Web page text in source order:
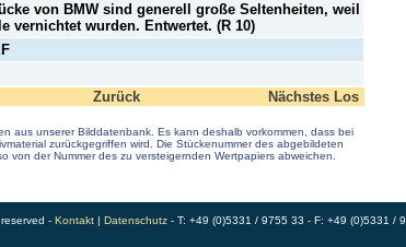
von BMW sind generell große Seltenheiten, weil
vernichtet wurden. Entwertet. (R 10)
Zurück Nächstes Los
aus unserer Bilddatenbank. Es kann deshalb vorkommen, dass bei
zurückgegriffen wird. Die Stückenummer des abgebildeten
von der Nummer des zu versteigernden Wertpapiers abweichen.
- Kontakt| Datenschutz- T: +49 (0)5331 / 9755 33 - F: +49 (0)5331 /